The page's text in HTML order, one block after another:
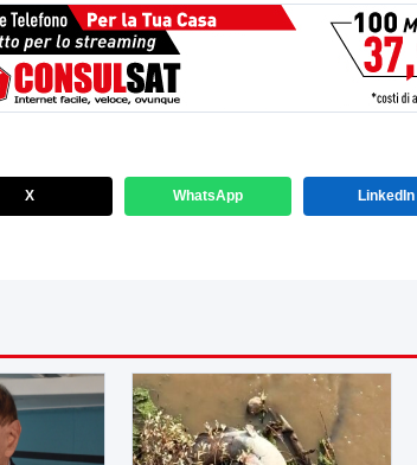
X WhatsApp LinkedIn